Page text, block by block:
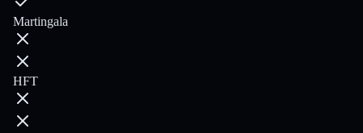
Martingala
HFT